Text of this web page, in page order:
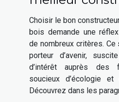
votre maison
Choisir le bon
bois demande une
de nombreux critères. Ce
porteur d’avenir,
d’intérêt auprès des
soucieux d’écologie
Découvrez dans les